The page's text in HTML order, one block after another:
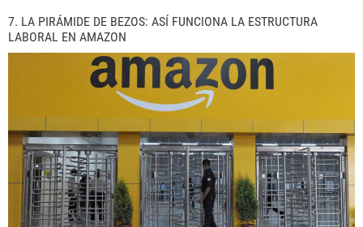
7. LA PIRÁMIDE DE BEZOS: ASÍ FUNCIONA LA ESTRUCTURA
LABORAL EN AMAZON